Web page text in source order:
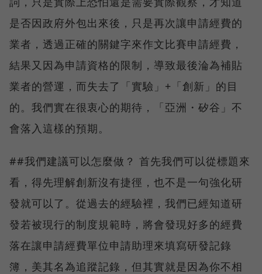
是否因政府外包出來後，只是再次讓申請經費的
業者，透過正確的關鍵字來作文比賽申請經費，
結果又因為申請資格的限制，導致最後淪為補貼
業者的營運，而失去了「實驗」+「創新」的目
的。我們實在很衷心的期待，「亞洲・矽谷」不
會落入這樣的預期。
##我們建議可以怎麼做？ 首先我們可以從標題來
看，得先理解創新沒有捷徑，也不是一句強化研
發就可以了。從過去的經驗裡，我們已經知道研
發若被現行的制度規範時，將會發現好多的經費
落在讓申請經費單位申請助理來填寫研發記錄
簿，美其名為追蹤記錄，但其實就是因為你不相